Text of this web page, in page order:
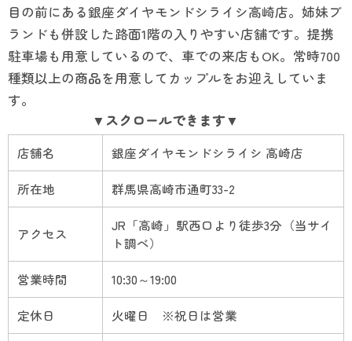
目の前にある銀座ダイヤモンドシライシ高崎店。姉妹ブ
ランドも併設した路面1階の入りやすい店舗です。提携
駐車場も用意しているので、車での来店もOK。常時700
種類以上の商品を用意してカップルをお迎えしていま
す。
店舗名 銀座ダイヤモンドシライシ 高崎店
所在地 群馬県高崎市通町33-2
アクセス
JR「高崎」駅西口より徒歩3分（当サイ
ト調べ）
営業時間 10:30～19:00
定休日 火曜日 ※祝日は営業